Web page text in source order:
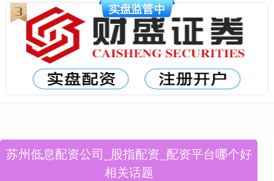
苏州低息配资公司_股指配资_配资平台哪个好
相关话题